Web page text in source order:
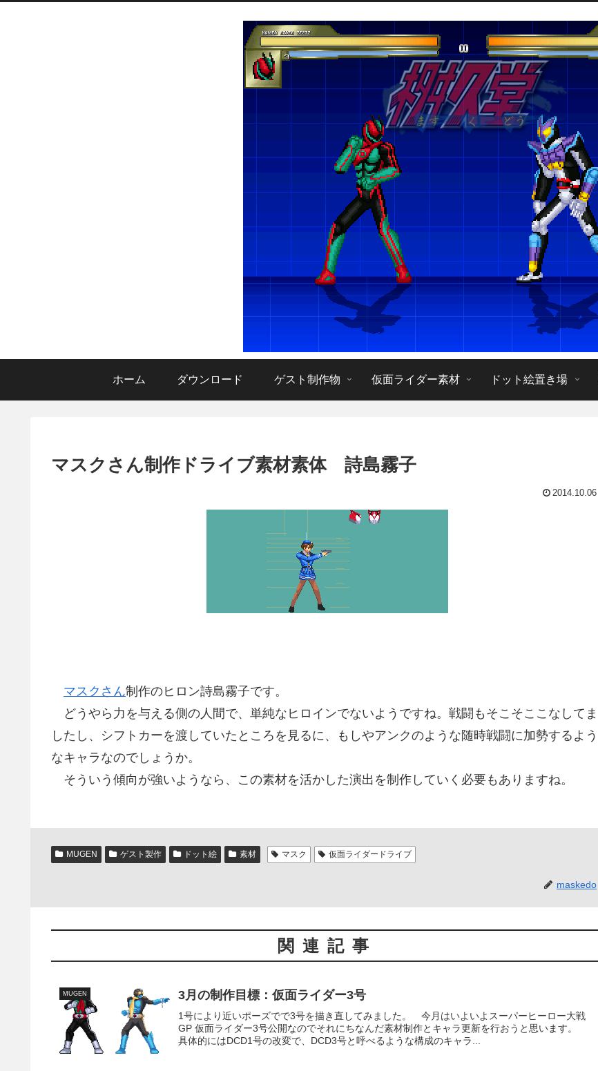
ホーム ダウンロード ゲスト制作物 仮面ライダー素材 ドット絵置き場
マスクさん制作ドライブ素材素体 詩島霧子
2014.10.06
マスクさん制作のヒロン詩島霧子です。
どうやら力を与える側の人間で、単純なヒロインでないようですね。戦闘もそこそここなしてま
したし、シフトカーを渡していたところを見るに、もしやアンクのような随時戦闘に加勢するよう
なキャラなのでしょうか。
そういう傾向が強いようなら、この素材を活かした演出を制作していく必要もありますね。
MUGEN ゲスト製作 ドット絵 素材 マスク 仮面ライダードライブ
maskedo
関連記事
MUGEN 3月の制作目標：仮面ライダー3号
1号により近いポーズでで3号を描き直してみました。 今月はいよいよスーパーヒーロー大戦
GP 仮面ライダー3号公開なのでそれにちなんだ素材制作とキャラ更新を行おうと思います。
具体的にはDCD1号の改変で、DCD3号と呼べるような構成のキャラ...